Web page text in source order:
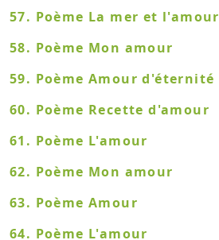
57. Poème La mer et l'amour
58. Poème Mon amour
59. Poème Amour d'éternité
60. Poème Recette d'amour
61. Poème L'amour
62. Poème Mon amour
63. Poème Amour
64. Poème L'amour